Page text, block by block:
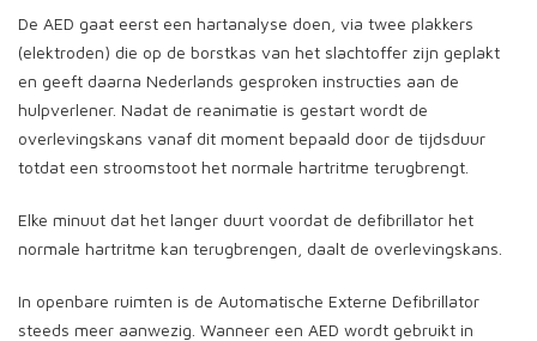
De AED gaat eerst een hartanalyse doen, via twee plakkers
(elektroden) die op de borstkas van het slachtoffer zijn geplakt
en geeft daarna Nederlands gesproken instructies aan de
hulpverlener. Nadat de reanimatie is gestart wordt de
overlevingskans vanaf dit moment bepaald door de tijdsduur
totdat een stroomstoot het normale hartritme terugbrengt.
Elke minuut dat het langer duurt voordat de defibrillator het
normale hartritme kan terugbrengen, daalt de overlevingskans.
In openbare ruimten is de Automatische Externe Defibrillator
steeds meer aanwezig. Wanneer een AED wordt gebruikt in